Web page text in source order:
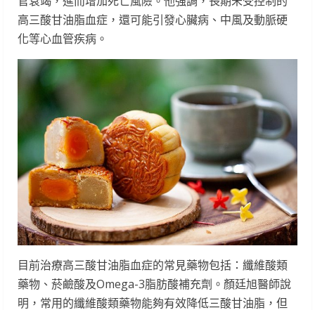
高三酸甘油脂血症，還可能引發心臟病、中風及動脈硬
化等心血管疾病。
目前治療高三酸甘油脂血症的常見藥物包括：纖維酸類
藥物、菸鹼酸及Omega-3脂肪酸補充劑。顏廷旭醫師說
明，常用的纖維酸類藥物能夠有效降低三酸甘油脂，但